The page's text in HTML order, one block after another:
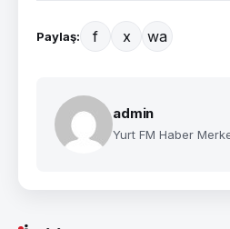
Paylaş: f x wa
admin
Yurt FM Haber